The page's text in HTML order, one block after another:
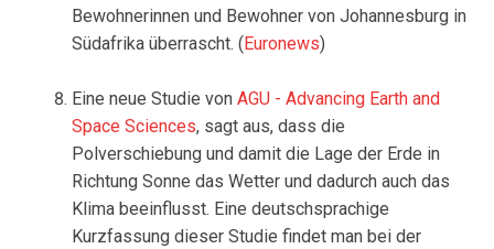
Bewohnerinnen und Bewohner von Johannesburg in
Südafrika überrascht. (Euronews)
Eine neue Studie von AGU - Advancing Earth and
Space Sciences, sagt aus, dass die
Polverschiebung und damit die Lage der Erde in
Richtung Sonne das Wetter und dadurch auch das
Klima beeinflusst. Eine deutschsprachige
Kurzfassung dieser Studie findet man bei der